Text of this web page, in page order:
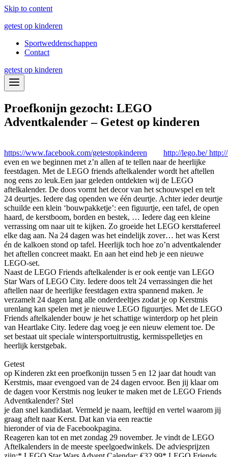
Skip to content
getest op kinderen
Sportweddenschappen
Contact
getest op kinderen
Proefkonijn gezocht: LEGO
Adventkalender – Getest op kinderen
https://www.facebook.com/getestopkinderen http://lego.be/
even en we beginnen met z’n allen af te tellen naar de heerlijke
feestdagen. Met de LEGO friends aftelkalender wordt het aftellen
nog eens zo leuk.Een jaar geleden ontdekten wij de LEGO
aftelkalender. De doos vormt het decor van het schouwspel en telt
24 deurtjes. Iedere dag openden we één deurtje. Achter ieder deurtje
schuilde een klein ‘bouwpakketje’: een figuurtje, een tafel, de open
haard, de kerstboom, borden en bestek, … Iedere dag een kleine
verrassing om naar uit te kijken. Zo groeide het LEGO kersttafereel
elke dag aan. Na 24 dagen was het eindelijk zover… het was Kerst
én de kalkoen stond op tafel. Heerlijk toch hoe zo’n adventkalender
het aftellen concreet maakt. En aan het eind heb je een nieuwe
LEGO-set.
Naast de LEGO Friends aftelkalender is er ook eentje van LEGO
Star Wars of LEGO City. Iedere doos telt 24 verrassingen die het
aftellen naar de heerlijke feestdagen extra spannend maken. Je
verzamelt 24 dagen lang alle onderdeeltjes zodat je op Kerstmis
urenlang kan spelen met je nieuwe LEGO figuurtjes. Met de LEGO
Friends aftelkalender bouw je het schattige winterdorp op het plein
van Heartlake City. Iedere dag voeg je een nieuw element toe. De
set bestaat uit speciale wintersportuitrustig, kermisspelletjes en
heerlijk kerstgebak.
Getest
op Kinderen zkt een proefkonijn tussen 5 en 12 jaar dat houdt van
Kerstmis, maar evengoed van de 24 dagen ervoor. Ben jij klaar om
de dagen voor Kerstmis nog leuker te maken met de LEGO Friends
Adventkalender? Stel
je dan snel kandidaat. Vermeld je naam, leeftijd en vertel waarom jij
graag aftelt naar Kerst. Dat kan via een reactie
hieronder of via de Facebookpagina.
Reageren kan tot en met zondag 29 november. Je vindt de LEGO
Aftelkalenders in de meeste speelgoedwinkels. De adviesprijzen